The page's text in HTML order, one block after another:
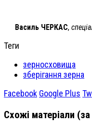
Василь ЧЕРКАС,
Теги
зерносховища
зберігання зерна
Facebook Google Plus
Схожі матеріали